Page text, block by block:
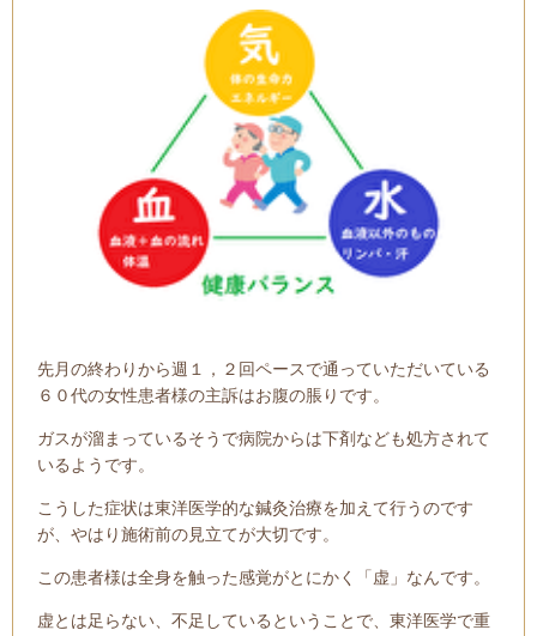
先月の終わりから週１，２回ペースで通っていただいている
６０代の女性患者様の主訴はお腹の脹りです。
ガスが溜まっているそうで病院からは下剤なども処方されて
いるようです。
こうした症状は東洋医学的な鍼灸治療を加えて行うのです
が、 やはり施術前の見立てが大切です。
この患者様は全身を触った感覚がとにかく「虚」なんです。
虚とは足らない、不足しているということで、東洋医学で重